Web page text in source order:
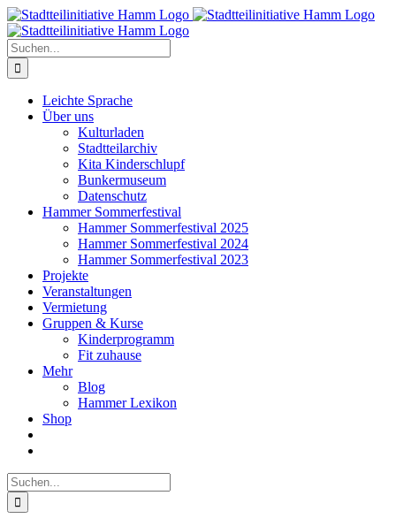
Zum
Inhalt
springen
Suche
nach:
Leichte Sprache
Über uns
Kulturladen
Stadtteilarchiv
Kita Kinderschlupf
Bunkermuseum
Datenschutz
Hammer Sommerfestival
Hammer Sommerfestival 2025
Hammer Sommerfestival 2024
Hammer Sommerfestival 2023
Projekte
Veranstaltungen
Vermietung
Gruppen & Kurse
Kinderprogramm
Fit zuhause
Mehr
Blog
Hammer Lexikon
Shop
Suche
nach: